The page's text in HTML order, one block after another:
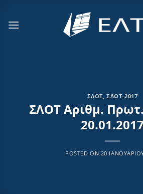
περιεχόμενο
ΣΛΟΤ ,ΣΛΟΤ-2017
ΣΛΟΤ Αριθμ.
20.01.2017
POSTED ON 20